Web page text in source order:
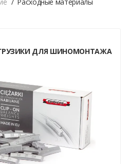
ДЛЯ ШИНОМОНТАЖА